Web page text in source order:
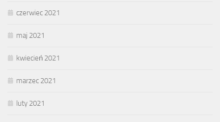
czerwiec 2021
maj 2021
kwiecień 2021
marzec 2021
luty 2021